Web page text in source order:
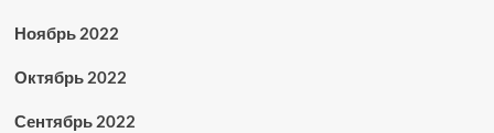
Ноябрь 2022
Октябрь 2022
Сентябрь 2022